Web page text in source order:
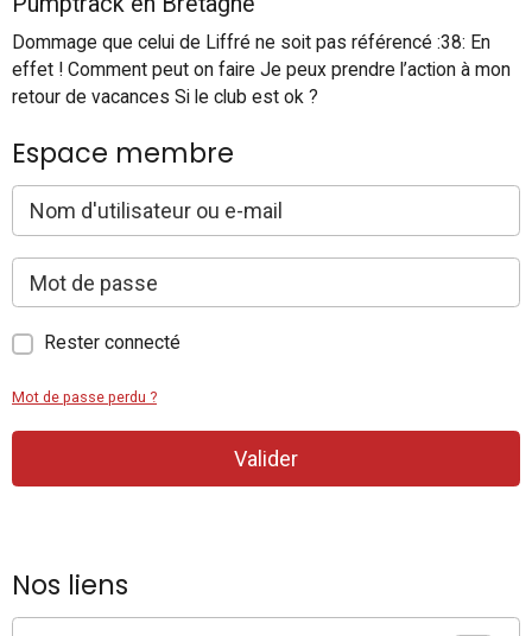
Dommage que celui de Liffré ne soit pas référencé :38: En
effet ! Comment peut on faire Je peux prendre l’action à mon
retour de vacances Si le club est ok ?
Espace membre
Rester connecté
Mot de passe perdu ?
Valider
Nos liens